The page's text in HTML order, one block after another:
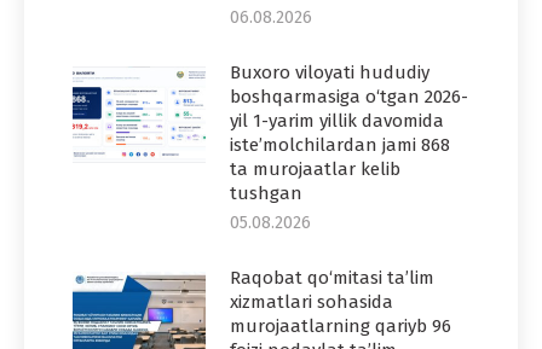
06.08.2026
Buxoro viloyati hududiy
boshqarmasiga o‘tgan 2026-
yil 1-yarim yillik davomida
iste’molchilardan jami 868
ta murojaatlar kelib
tushgan
05.08.2026
Raqobat qo‘mitasi ta’lim
xizmatlari sohasida
murojaatlarning qariyb 96